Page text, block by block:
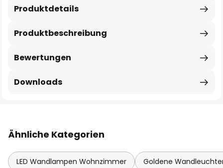
Produktbeschreibung
Produktdetails
Bewertungen
Downloads
Ähnliche Kategorien
LED Wandlampen Wohnzimmer Goldene